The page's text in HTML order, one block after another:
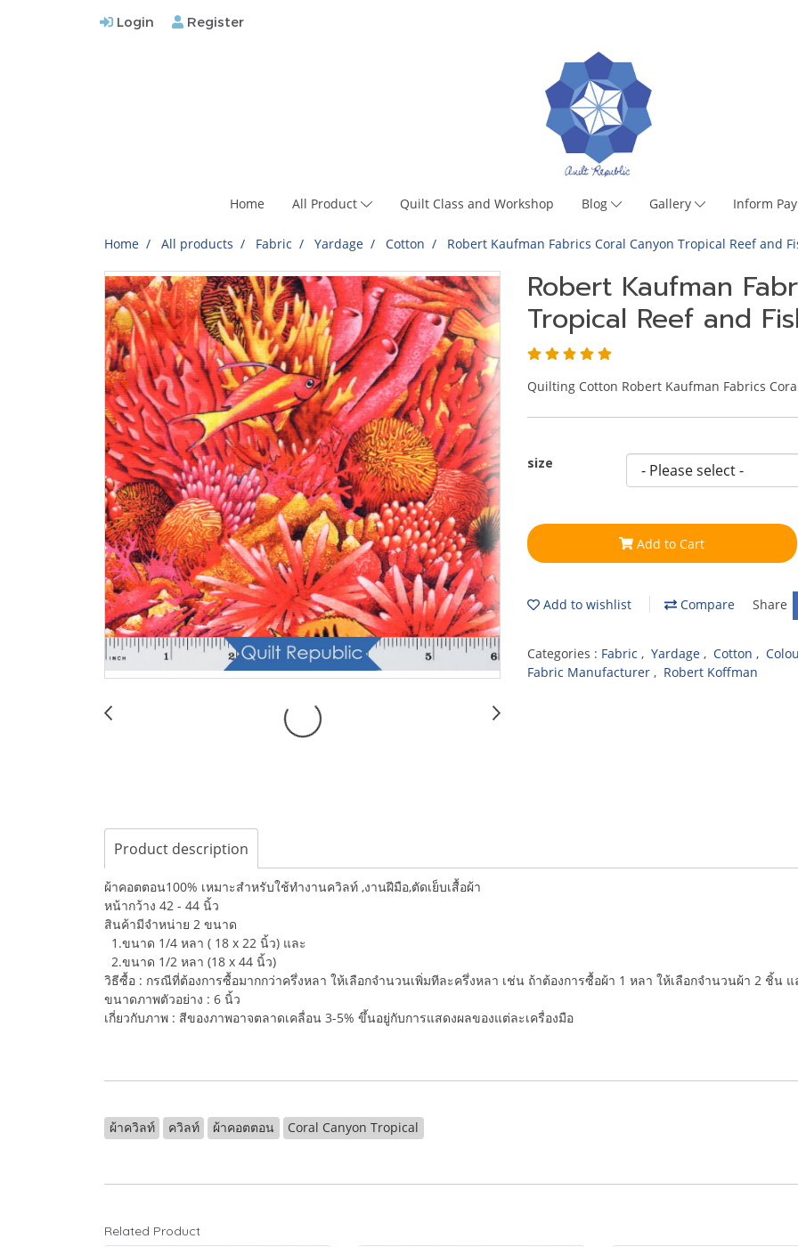
Login Register
Home All Product Quilt Class and Workshop Blog Gallery Inform
Home All products Fabric Yardage Cotton Robert Kaufman Fabrics Coral Canyon Tropical Reef and
Robert Kaufman
Tropical Reef and
Quilting Cotton Robert Kaufman Fabrics
size
Add to Cart
Add to wishlist Compare Share
Categories : Fabric , Yardage , Cotton ,
Fabric Manufacturer , Robert Koffman
Product description
ผ้าคอตตอน100% เหมาะสำหรับใช้ทำงานควิลท์ ,งานฝีมือ,ตัดเย็บเสื้อผ้า
หน้ากว้าง 42 - 44 นิ้ว
สินค้ามีจำหน่าย 2 ขนาด
1.ขนาด 1/4 หลา ( 18 x 22 นิ้ว) และ
2.ขนาด 1/2 หลา (18 x 44 นิ้ว)
วิธีซื้อ : กรณีที่ต้องการซื้อมากกว่าครึ่งหลา ให้เลือกจำนวนเพิ่มทีละครึ่งหลา เช่น ถ้าต้องการซื้อผ้า 1 หลา ให้เลือกจำนวนผ้า 2 ชิ้น
ขนาดภาพตัวอย่าง : 6 นิ้ว
เกี่ยวกับภาพ : สีของภาพอาจตลาดเคลื่อน 3-5% ขึ้นอยู่กับการแสดงผลของแต่ละเครื่องมือ
ผ้าควิลท์ ควิลท์ ผ้าคอตตอน Coral Canyon Tropical
Related Product